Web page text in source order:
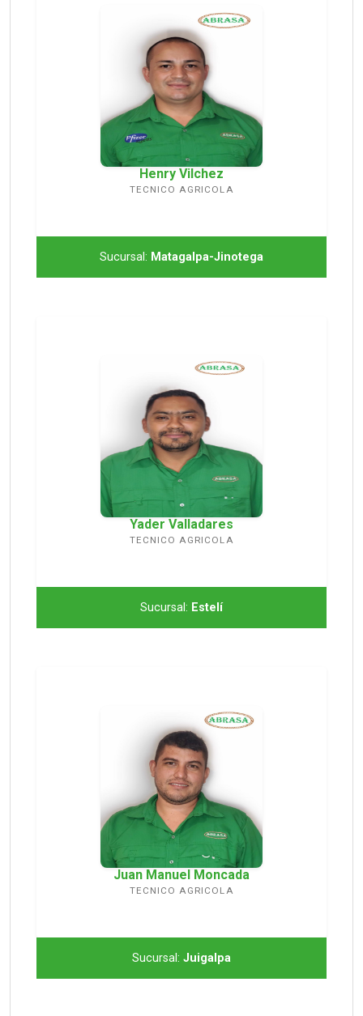
Henry Vilchez
TECNICO AGRICOLA
Sucursal: Matagalpa-Jinotega
Yader Valladares
TECNICO AGRICOLA
Sucursal: Estelí
Juan Manuel Moncada
TECNICO AGRICOLA
Sucursal: Juigalpa